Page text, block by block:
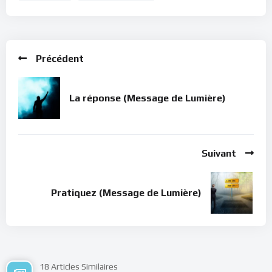
Précédent
La réponse (Message de Lumière)
Suivant
Pratiquez (Message de Lumière)
18 Articles Similaires